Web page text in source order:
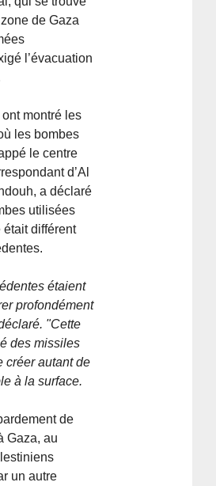
de Gaza
l’évacuation
montré les
les bombes
le centre
d’Al
a déclaré
utilisées
était différent
étaient
profondément
"Cette
des missiles
créer autant de
à la surface.
de
Gaza, au
un autre